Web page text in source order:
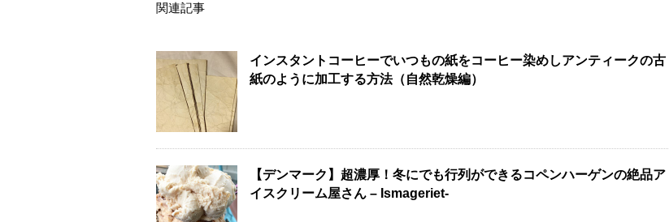
関連記事
インスタントコーヒーでいつもの紙をコーヒー染めしアンティークの古
紙のように加工する方法（自然乾燥編）
【デンマーク】超濃厚！冬にでも行列ができるコペンハーゲンの絶品ア
イスクリーム屋さん – Ismageriet-